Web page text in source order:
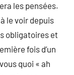
les pensées.
le voir depuis
obligatoires et
fois d’un
quoi « ah